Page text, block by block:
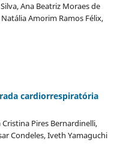
Ana Beatriz Moraes de
Amorim Ramos Félix,
cardiorrespiratória
Pires Bernardinelli,
Condeles, Iveth Yamaguchi